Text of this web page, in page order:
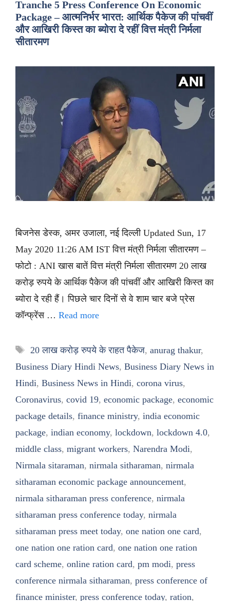
Tranche 5 Press Conference On Economic
Package – आत्मनिर्भर भारत: आर्थिक पैकेज की पांचवीं
और आखिरी किस्त का ब्योरा दे रहीं वित्त मंत्री निर्मला
सीतारमण
बिजनेस डेस्क, अमर उजाला, नई दिल्ली Updated Sun, 17
May 2020 11:26 AM IST वित्त मंत्री निर्मला सीतारमण –
फोटो : ANI खास बातें वित्त मंत्री निर्मला सीतारमण 20 लाख
करोड़ रुपये के आर्थिक पैकेज की पांचवीं और आखिरी किस्त का
ब्योरा दे रही हैं। पिछले चार दिनों से वे शाम चार बजे प्रेस
कॉन्फ्रेंस … Read more
Tags
20 लाख करोड़ रुपये के राहत पैकेज, anurag thakur,
Business Diary Hindi News, Business Diary News in
Hindi, Business News in Hindi, corona virus,
Coronavirus, covid 19, economic package, economic
package details, finance ministry, india economic
package, indian economy, lockdown, lockdown 4.0,
middle class, migrant workers, Narendra Modi,
Nirmala sitaraman, nirmala sitharaman, nirmala
sitharaman economic package announcement,
nirmala sitharaman press conference, nirmala
sitharaman press conference today, nirmala
sitharaman press meet today, one nation one card,
one nation one ration card, one nation one ration
card scheme, online ration card, pm modi, press
conference nirmala sitharaman, press conference of
finance minister, press conference today, ration,